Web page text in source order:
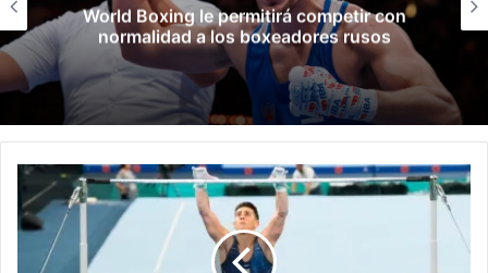
Late el Sur: la canción de los Juegos
Suramericanos compuesta por mujeres